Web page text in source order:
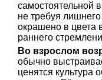
самостоятельной
не требуя
окрашено в цвета
раннего
Во взрослом
обычно
ценятся культура